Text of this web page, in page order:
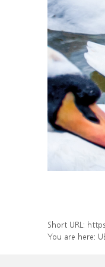
Short URL:
You are here: